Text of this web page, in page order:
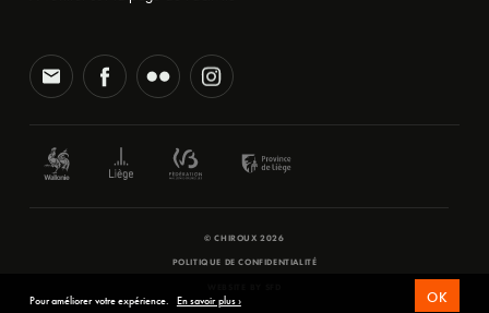
© CHIROUX 2026
POLITIQUE DE CONFIDENTIALITÉ
Pour améliorer votre expérience. En savoir plus › OK